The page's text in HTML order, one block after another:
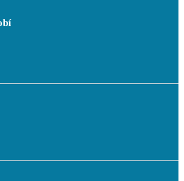
barva